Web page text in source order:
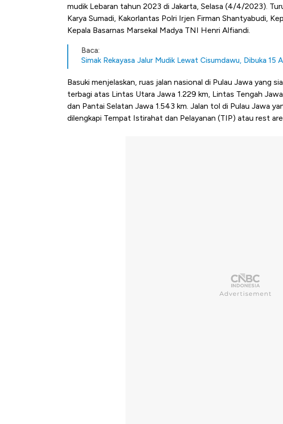
mudik Lebaran tahun 2023 di Jakarta, Selasa (4/4/2023).
Karya Sumadi, Kakorlantas Polri Irjen Firman Shantyabudi,
Kepala Basarnas Marsekal Madya TNI Henri Alfiandi.
Baca:
Simak Rekayasa Jalur Mudik Lewat Cisumdawu, Dibuka 15
Basuki menjelaskan, ruas jalan nasional di Pulau Jawa yang
terbagi atas Lintas Utara Jawa 1.229 km, Lintas Tengah
dan Pantai Selatan Jawa 1.543 km. Jalan tol di Pulau Jawa
dilengkapi Tempat Istirahat dan Pelayanan (TIP) atau rest